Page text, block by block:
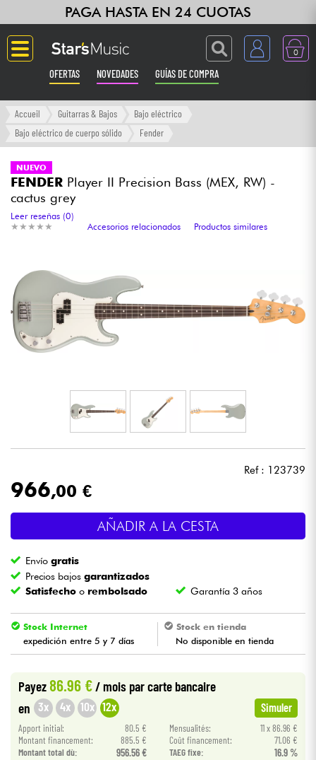
PAGA HASTA EN 24 CUOTAS
0
OFERTAS NOVEDADES GUÍAS DE COMPRA
Langue
Ampli & Efectos
Pianos
Grabación
Auriculares
Batería y percusión
Vientos
Violines y cuarteto
Niños
HiFi
Bundle
Accueil Guitarras & Bajos
Bajo eléctrico
Bajo eléctrico de cuerpo sólido
Fender
NUEVO
FENDER Player II Precision Bass (MEX, RW) -
cactus grey
★ ★ ★ ★ ★
★ ★ ★ ★ ★
Leer reseñas (0)
Accesorios relacionados
Productos similares
Ref : 123739
966,00 €
AÑADIR A LA CESTA
Envíogratis
Precios bajosgarantizados
Satisfecho o rembolsado Garantía 3 años
Stock Internet
expedición entre 5 y 7 días
Stock en tienda
No disponible en tienda
Payez 86.96 €/ mois par carte bancaire
en 3x 4x 10x 12x Simuler
Apport initial: 80.5 € Mensualités:
11 x 86.96 €
Montant financement:
885.5 € Coût financement:
71.06 €
Montant total dù:
956.56 € TAEG fixe: 16.9 %